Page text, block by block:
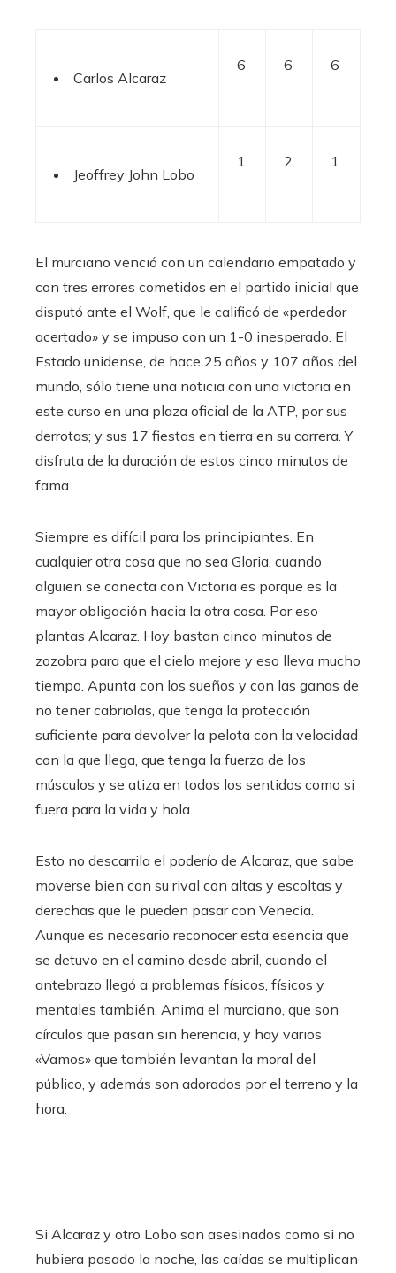
Carlos Alcaraz
6 6 6
Jeoffrey John Lobo
1 2 1
El murciano venció con un calendario empatado y
con tres errores cometidos en el partido inicial que
disputó ante el Wolf, que le calificó de «perdedor
acertado» y se impuso con un 1-0 inesperado. El
Estado unidense, de hace 25 años y 107 años del
mundo, sólo tiene una noticia con una victoria en
este curso en una plaza oficial de la ATP, por sus
derrotas; y sus 17 fiestas en tierra en su carrera. Y
disfruta de la duración de estos cinco minutos de
fama.
Siempre es difícil para los principiantes. En
cualquier otra cosa que no sea Gloria, cuando
alguien se conecta con Victoria es porque es la
mayor obligación hacia la otra cosa. Por eso
plantas Alcaraz. Hoy bastan cinco minutos de
zozobra para que el cielo mejore y eso lleva mucho
tiempo. Apunta con los sueños y con las ganas de
no tener cabriolas, que tenga la protección
suficiente para devolver la pelota con la velocidad
con la que llega, que tenga la fuerza de los
músculos y se atiza en todos los sentidos como si
fuera para la vida y hola.
Esto no descarrila el poderío de Alcaraz, que sabe
moverse bien con su rival con altas y escoltas y
derechas que le pueden pasar con Venecia.
Aunque es necesario reconocer esta esencia que
se detuvo en el camino desde abril, cuando el
antebrazo llegó a problemas físicos, físicos y
mentales también. Anima el murciano, que son
círculos que pasan sin herencia, y hay varios
«Vamos» que también levantan la moral del
público, y además son adorados por el terreno y la
hora.
Si Alcaraz y otro Lobo son asesinados como si no
hubiera pasado la noche, las caídas se multiplican